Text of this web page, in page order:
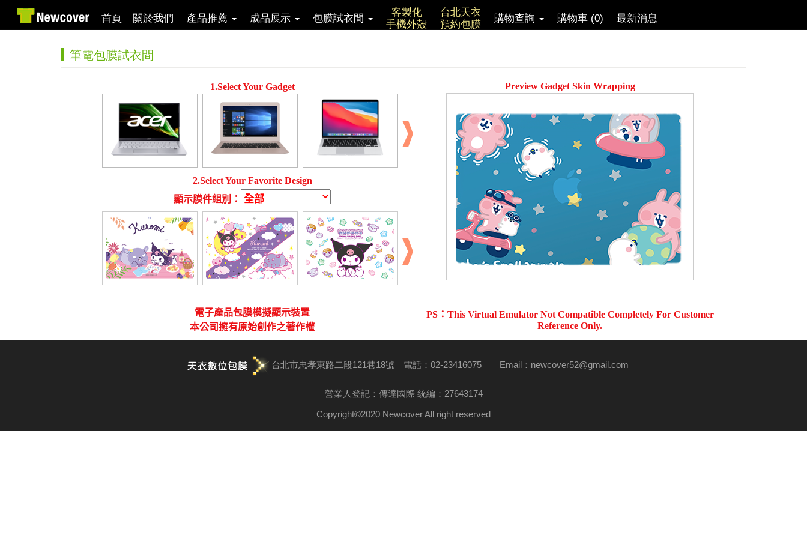
首頁 關於我們 產品推薦 成品展示 包膜試衣間
客製化
手機外殼
台北天衣
預約包膜
購物查詢 購物車 (0) 最新消息
筆電包膜試衣間
台北市忠孝東路二段121巷18號 電話：02-23416075 Email： newcover52@gmail.com
營業人登記：傳達國際 統編：27643174
Copyright©2020 Newcover All right reserved